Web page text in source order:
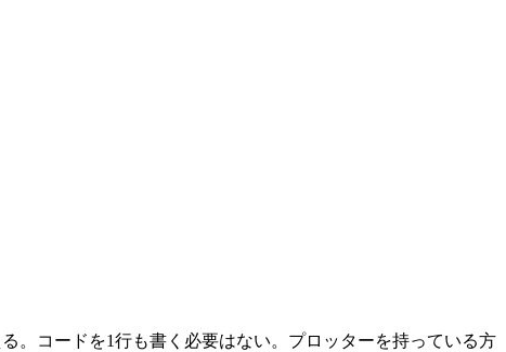
。コードを1行も書く必要はない。プロッターを持っている方